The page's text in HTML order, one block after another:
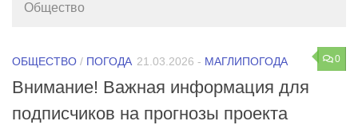
Общество
0
ОБЩЕСТВО / ПОГОДА 21.03.2026 - МАГЛИПОГОДА
Внимание! Важная информация для
подписчиков на прогнозы проекта